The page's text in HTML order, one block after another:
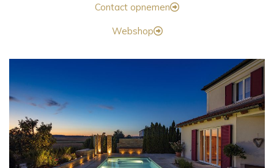
Contact opnemen
Webshop